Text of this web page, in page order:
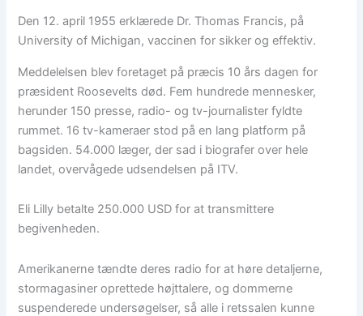
Den 12. april 1955 erklærede Dr. Thomas Francis, på
University of Michigan, vaccinen for sikker og effektiv.
Meddelelsen blev foretaget på præcis 10 års dagen for
præsident Roosevelts død. Fem hundrede mennesker,
herunder 150 presse, radio- og tv-journalister fyldte
rummet. 16 tv-kameraer stod på en lang platform på
bagsiden. 54.000 læger, der sad i biografer over hele
landet, overvågede udsendelsen på ITV.
Eli Lilly betalte 250.000 USD for at transmittere
begivenheden.
Amerikanerne tændte deres radio for at høre detaljerne,
stormagasiner oprettede højttalere, og dommerne
suspenderede undersøgelser, så alle i retssalen kunne